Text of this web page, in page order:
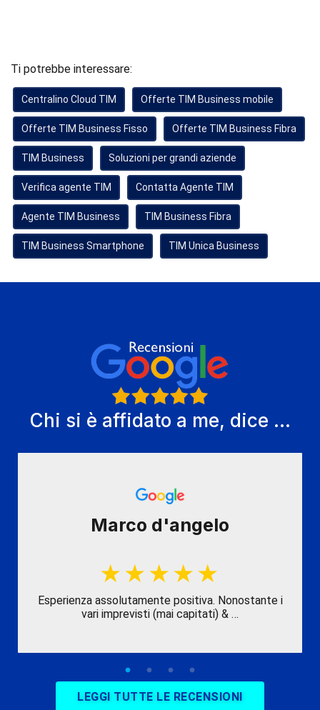
Ti potrebbe interessare:
Centralino Cloud TIM Offerte TIM Business mobile
Offerte TIM Business Fisso Offerte TIM Business Fibra
TIM Business Soluzioni per grandi aziende
Verifica agente TIM Contatta Agente TIM
Agente TIM Business TIM Business Fibra
TIM Business Smartphone TIM Unica Business
Chi si è affidato a me, dice ...
Marco d'angelo
Esperienza assolutamente positiva. Nonostante i
vari imprevisti (mai capitati) & …
LEGGI TUTTE LE RECENSIONI